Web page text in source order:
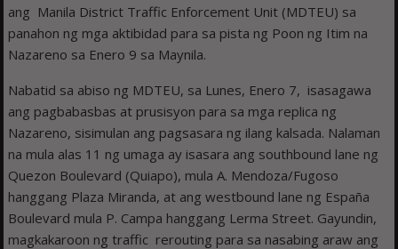
ang Manila District Traffic Enforcement Unit (MDTEU) sa
panahon ng mga aktibidad para sa pista ng Poon ng Itim na
Nazareno sa Enero 9 sa Maynila.
Nabatid sa abiso ng MDTEU, sa Lunes, Enero 7, isasagawa
ang pagbabasbas at prusisyon para sa mga replica ng
Nazareno, sisimulan ang pagsasara ng ilang kalsada. Nalaman
na mula alas 11 ng umaga ay isasara ang southbound lane ng
Quezon Boulevard (Quiapo), mula A. Mendoza/Fugoso
hanggang Plaza Miranda, at ang westbound lane ng España
Boulevard mula P. Campa hanggang Lerma Street. Gayundin,
magkakaroon ng traffic rerouting para sa nasabing araw ang